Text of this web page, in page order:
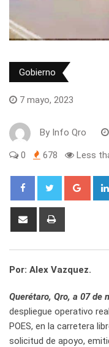
Gobierno
7 mayo, 2023
By Info Qro
0 678 Less
Share
Por: Alex Vazquez.
Querétaro, Qro, a 07 de
despliegue operativo
POES, en la carretera
solicitud de apoyo,